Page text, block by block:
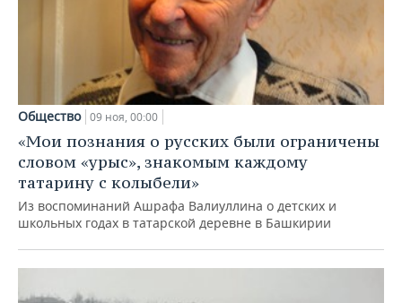
Общество 09 ноя, 00:00
«Мои познания о русских были ограничены
словом «урыс», знакомым каждому
татарину с колыбели»
Из воспоминаний Ашрафа Валиуллина о детских и
школьных годах в татарской деревне в Башкирии